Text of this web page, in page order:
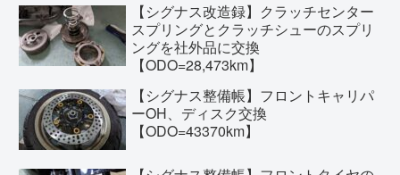
【シグナス改造録】クラッチセンター
スプリングとクラッチシューのスプリ
ングを社外品に交換
【ODO=28,473km】
【シグナス整備帳】フロントキャリパ
ーOH、ディスク交換
【ODO=43370km】